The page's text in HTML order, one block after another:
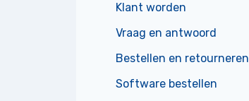
Klant worden
Vraag en antwoord
Bestellen en retourneren
Software bestellen